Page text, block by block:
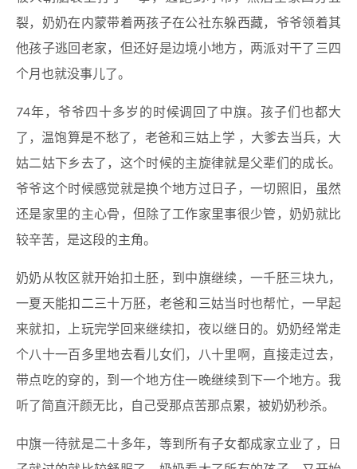
裂，奶奶在内蒙带着两孩子在公社东躲西藏，爷爷领着其
他孩子逃回老家，但还好是边境小地方，两派对干了三四
个月也就没事儿了。
74年，爷爷四十多岁的时候调回了中旗。孩子们也都大
了，温饱算是不愁了，老爸和三姑上学 ，大爹去当兵，大
姑二姑下乡去了，这个时候的主旋律就是父辈们的成长。
爷爷这个时候感觉就是换个地方过日子，一切照旧，虽然
还是家里的主心骨，但除了工作家里事很少管，奶奶就比
较辛苦，是这段的主角。
奶奶从牧区就开始扣土胚，到中旗继续，一千胚三块九，
一夏天能扣二三十万胚，老爸和三姑当时也帮忙，一早起
来就扣，上玩完学回来继续扣，夜以继日的。奶奶经常走
个八十一百多里地去看儿女们，八十里啊，直接走过去，
带点吃的穿的，到一个地方住一晚继续到下一个地方。我
听了简直汗颜无比，自己受那点苦那点累，被奶奶秒杀。
中旗一待就是二十多年，等到所有子女都成家立业了，日